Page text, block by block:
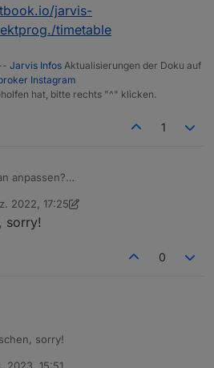
definieren, ob sie
Gartenbeleuchtung ist
ja, zu welchen Zeiten die Lampe
es pro Lampen eher 3 Zeilen in
jarvis-
timetable
Jarvis Infos Aktualisierungen der Doku auf
Instagram
hat, bitte rechts "^" klicken.
1
anpassen?
2022, 17:25
uwe7212. Apr. 2022, 18:39
sorry!
0
sorry!